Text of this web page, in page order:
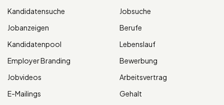
Kandidatensuche
Jobanzeigen
Kandidatenpool
Employer Branding
Jobvideos
E-Mailings
Jobsuche
Berufe
Lebenslauf
Bewerbung
Arbeitsvertrag
Gehalt